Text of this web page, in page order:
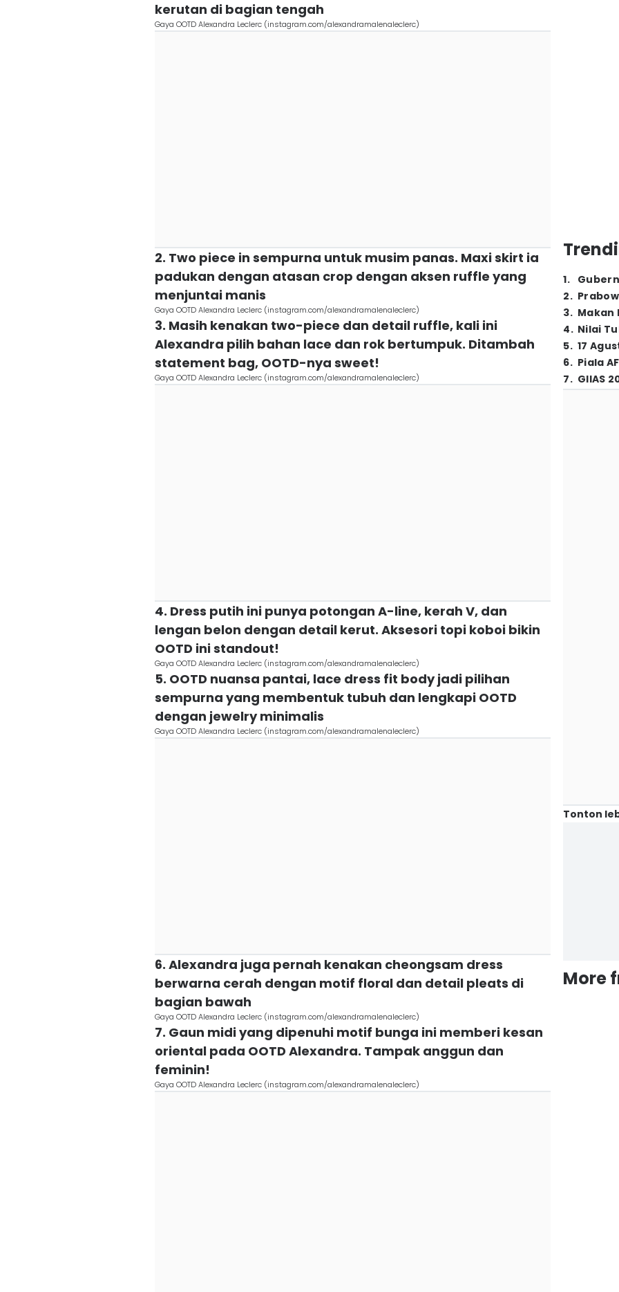
kerutan di bagian tengah
Gaya OOTD Alexandra Leclerc (instagram.com/alexandramalenaleclerc)
2. Two piece in sempurna untuk musim panas. Maxi skirt ia
padukan dengan atasan crop dengan aksen ruffle yang
menjuntai manis
Gaya OOTD Alexandra Leclerc (instagram.com/alexandramalenaleclerc)
3. Masih kenakan two-piece dan detail ruffle, kali ini
Alexandra pilih bahan lace dan rok bertumpuk. Ditambah
statement bag, OOTD-nya sweet!
Gaya OOTD Alexandra Leclerc (instagram.com/alexandramalenaleclerc)
4. Dress putih ini punya potongan A-line, kerah V, dan
lengan belon dengan detail kerut. Aksesori topi koboi bikin
OOTD ini standout!
Gaya OOTD Alexandra Leclerc (instagram.com/alexandramalenaleclerc)
5. OOTD nuansa pantai, lace dress fit body jadi pilihan
sempurna yang membentuk tubuh dan lengkapi OOTD
dengan jewelry minimalis
Gaya OOTD Alexandra Leclerc (instagram.com/alexandramalenaleclerc)
6. Alexandra juga pernah kenakan cheongsam dress
berwarna cerah dengan motif floral dan detail pleats di
bagian bawah
Gaya OOTD Alexandra Leclerc (instagram.com/alexandramalenaleclerc)
7. Gaun midi yang dipenuhi motif bunga ini memberi kesan
oriental pada OOTD Alexandra. Tampak anggun dan
feminin!
Gaya OOTD Alexandra Leclerc (instagram.com/alexandramalenaleclerc)
1.
2.
3. Makan
4. Nilai
5. 17
6. Piala
7. GIIAS
Tonton
More